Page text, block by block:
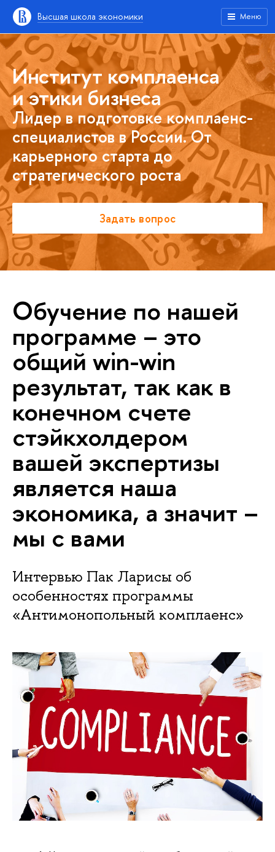
Высшая школа экономики Меню
Институт комплаенса
и этики бизнеса
Лидер в подготовке комплаенс-
специалистов в России. От
карьерного старта до
стратегического роста
Задать вопрос
Обучение по нашей
программе – это
общий win-win
результат, так как в
конечном счете
стэйкхолдером
вашей экспертизы
является наша
экономика, а значит –
мы с вами
Интервью Пак Ларисы об
особенностях программы
«Антимонопольный комплаенс»